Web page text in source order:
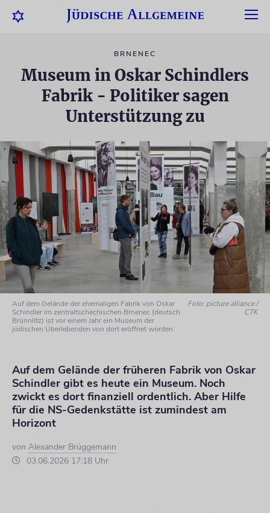
BRNENEC
Museum in Oskar Schindlers
Fabrik - Politiker sagen
Unterstützung zu
Auf dem Gelände der ehemaligen Fabrik von Oskar
Schindler im zentraltschechischen Brnenec (deutsch
Brünnlitz) ist vor einem Jahr ein Museum der
jüdischen Überlebenden von dort eröffnet worden.
Foto: picture alliance /
CTK
Auf dem Gelände der früheren Fabrik von Oskar
Schindler gibt es heute ein Museum. Noch
zwickt es dort finanziell ordentlich. Aber Hilfe
für die NS-Gedenkstätte ist zumindest am
Horizont
von Alexander Brüggemann
03.06.2026 17:18 Uhr